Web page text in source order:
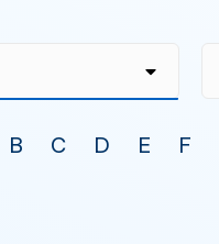
B C D E F